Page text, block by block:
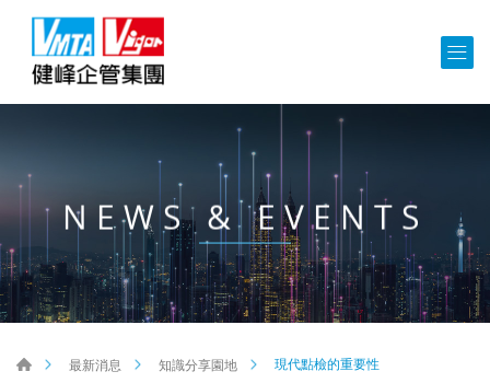
NEWS & EVENTS
最新消息 知識分享園地 現代點檢的重要性